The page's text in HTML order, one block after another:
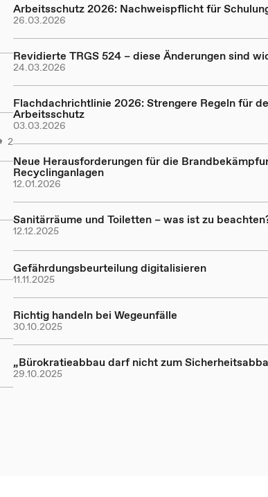
2
Arbeitsschutz 2026: Nachweispflicht für
26.03.2026
Revidierte TRGS 524 – diese Änderungen sind
24.03.2026
Flachdachrichtlinie 2026: Strengere Regeln für
Arbeitsschutz
03.03.2026
Neue Herausforderungen für die
Recyclinganlagen
12.01.2026
Sanitärräume und Toiletten – was ist zu
12.12.2025
Gefährdungsbeurteilung digitalisieren
11.11.2025
Richtig handeln bei Wegeunfälle
30.10.2025
„Bürokratieabbau darf nicht zum
29.10.2025